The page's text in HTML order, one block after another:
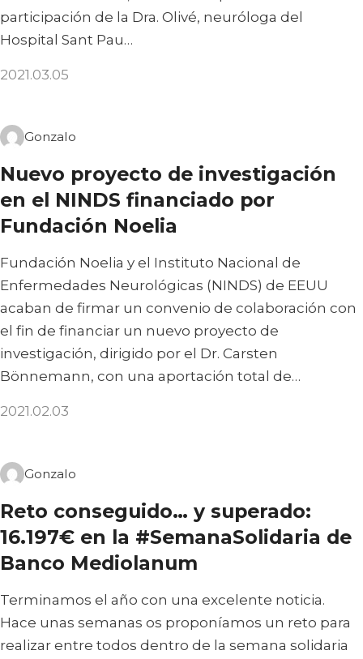
participación de la Dra. Olivé, neuróloga del
Hospital Sant Pau…
2021.03.05
Gonzalo
Nuevo proyecto de investigación
en el NINDS financiado por
Fundación Noelia
Fundación Noelia y el Instituto Nacional de
Enfermedades Neurológicas (NINDS) de EEUU
acaban de firmar un convenio de colaboración con
el fin de financiar un nuevo proyecto de
investigación, dirigido por el Dr. Carsten
Bönnemann, con una aportación total de…
2021.02.03
Gonzalo
Reto conseguido… y superado:
16.197€ en la #SemanaSolidaria de
Banco Mediolanum
Terminamos el año con una excelente noticia.
Hace unas semanas os proponíamos un reto para
realizar entre todos dentro de la semana solidaria